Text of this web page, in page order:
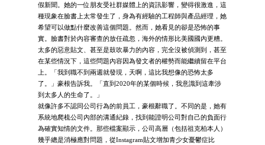
假新聞。她的一位朋友受社群媒體上的資訊影響，變得很激進，這
種現象在臉書上太常發生了，身為有經驗的工程師與產品經理，她
希望可以做點什麼改善這個問題。然而，她看見的卻是恐怖的事
實。臉書對於內容審查的放任疏忽，海外的情形比美國國內更糟。
太多的惡意貼文、甚至是鼓吹暴力的內容，完全沒被偵測到，甚至
在某些情況下，這些問題內容因為發文者的權勢而能繼續留在平台
上。「我到職不到兩週就發現，天啊，這比我想像的恐怖太多
了。」豪根告訴我。「直到2020年的某個時候，我意識到這牽涉
到太多人的生命了。」
就像許多不認同公司行為的前員工，豪根辭職了。不同的是，她有
系統地爬梳公司內部的溝通紀錄，找到能證明公司對自己的負面行
為確實知情的文件。那些檔案顯示，公司高層（包括祖克柏本人）
幾乎總是消極應對問題，從Instagram貼文增加青少女憂鬱症比